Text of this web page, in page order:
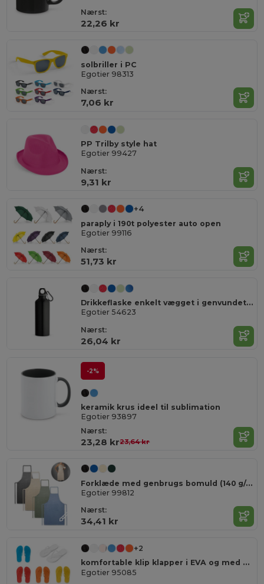
Nærst:
22,26 kr
solbriller i PC
Egotier 98313
Nærst:
7,06 kr
PP Trilby style hat
Egotier 99427
Nærst:
9,31 kr
+4
paraply i 190t polyester auto open
Egotier 99116
Nærst:
51,73 kr
Drikkeflaske enkelt vægget i genvundet alu med karabinhage 530 ml
Egotier 54623
Nærst:
26,04 kr
-2%
keramik krus ideel til sublimation
Egotier 93897
Nærst:
23,28 kr23,64 kr
Forklæde med genbrugs bomuld (140 g/m²)
Egotier 99812
Nærst:
34,41 kr
+2
komfortable klip klapper i EVA og med PVC rem
Egotier 95085